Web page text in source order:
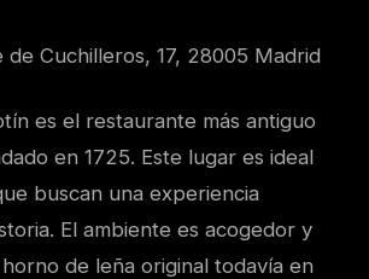
de Cuchilleros, 17, 28005 Madrid
es el restaurante más antiguo
en 1725. Este lugar es ideal
buscan una experiencia
El ambiente es acogedor y
de leña original todavía en